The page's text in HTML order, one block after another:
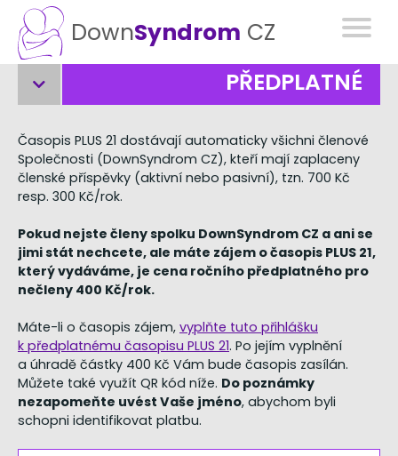
DownSyndrom CZ
PŘEDPLATNÉ
Časopis PLUS 21 dostávají automaticky všichni členové
Společnosti (DownSyndrom CZ), kteří mají zaplaceny
členské příspěvky (aktivní nebo pasivní), tzn. 700 Kč
resp. 300 Kč/rok.
Pokud nejste členy spolku DownSyndrom CZ a ani se
jimi stát nechcete, ale máte zájem o časopis PLUS 21,
který vydáváme, je cena ročního předplatného pro
nečleny 400 Kč/rok.
Máte-li o časopis zájem, vyplňte tuto přihlášku
k předplatnému časopisu PLUS 21. Po jejím vyplnění
a úhradě částky 400 Kč Vám bude časopis zasílán.
Můžete také využít QR kód níže. Do poznámky
nezapomeňte uvést Vaše jméno, abychom byli
schopni identifikovat platbu.